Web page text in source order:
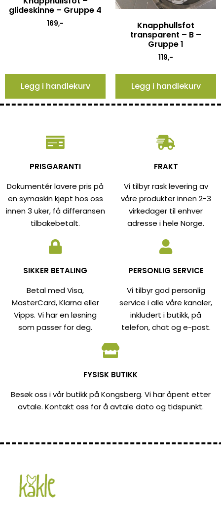
glideskinne – Gruppe 4
169,-
Legg i handlekurv
Knapphullsfot
transparent – B –
Gruppe 1
119,-
Legg i handlekurv
PRISGARANTI
Dokumentér lavere pris på
en symaskin kjøpt hos oss
innen 3 uker, få differansen
tilbakebetalt.
FRAKT
Vi tilbyr rask levering av
våre produkter innen 2-3
virkedager til enhver
adresse i hele Norge.
SIKKER BETALING
Betal med Visa,
MasterCard, Klarna eller
Vipps. Vi har en løsning
som passer for deg.
PERSONLIG SERVICE
Vi tilbyr god personlig
service i alle våre kanaler,
inkludert i butikk, på
telefon, chat og e-post.
FYSISK BUTIKK
Besøk oss i vår butikk på Kongsberg. Vi har åpent etter
avtale. Kontakt oss for å avtale dato og tidspunkt.